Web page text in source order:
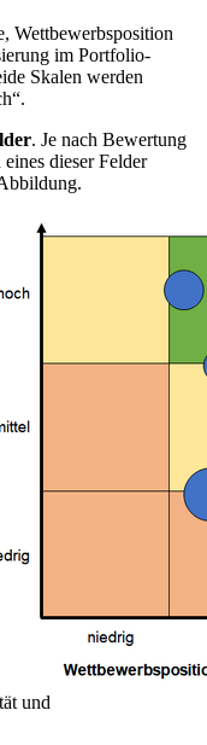
Wettbewerbsposition
im Portfolio-
Skalen werden
. Je nach Bewertung
dieser Felder
und